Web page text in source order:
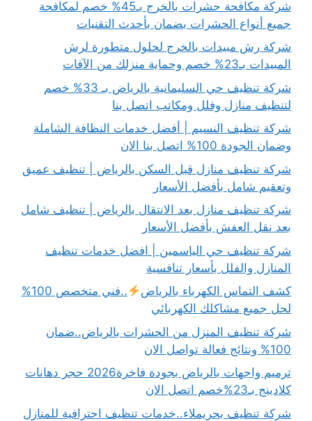
شركة مكافحة حشرات بالخرج بـ45% خصم لمكافحة
جميع أنواع الحشرات بضمان بأحدث التقنيات
شركة رش مبيدات بالخرج لحلول متطورة لرش
المبيدات بـ23% خصم وحماية منزلك من الآفات
شركة تنظيف حي السليمانية بالرياض بـ 33% خصم
لتنظيف منازل وفلل ومكاتب اتصل بنا
شركة تنظيف النسيم | أفضل خدمات النظافة الشاملة
وضمان الجودة 100% اتصل بنا الان
شركة تنظيف منازل قبل السكن بالرياض | تنظيف عميق
وتعقيم شامل بأفضل الأسعار
شركة تنظيف منازل بعد الانتقال بالرياض | تنظيف شامل
بعد نقل العفش بأفضل الأسعار
شركة تنظيف حي الياسمين | افضل خدمات تنظيف
المنازل والفلل بأسعار تنافسية
كشف التماس الكهرباء بالرياض
..فني متخصص 100%
لحل جميع مشاكلك الكهربائي
شركة تنظيف المنزل من الحشرات بالرياض..ضمان
100% ونتائج فعالة تواصل الان
ترميم واجهات بالرياض بجودة فاخرة2026 حجر دهانات
كلادينج بـ23%خصم اتصل الان
شركة تنظيف بحريملاء..خدمات تنظيف احترافية للمنازل